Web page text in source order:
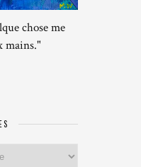
chose me
mains."